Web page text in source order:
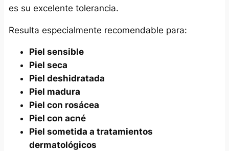
es su excelente tolerancia.
Resulta especialmente recomendable para:
Piel sensible
Piel seca
Piel deshidratada
Piel madura
Piel con rosácea
Piel con acné
Piel sometida a tratamientos
dermatológicos